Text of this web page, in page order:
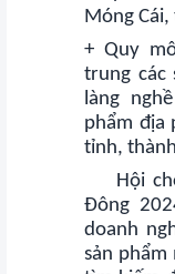
Móng
+ Quy
trung các
làng
phẩm địa
tỉnh,
Hội
Đông
doanh
sản phẩm